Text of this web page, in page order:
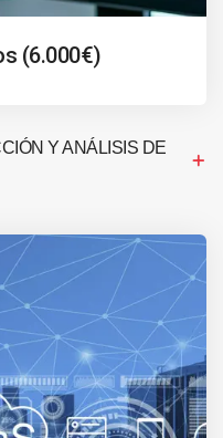
(6.000€)
Y ANÁLISIS DE